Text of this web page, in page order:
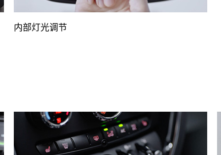
内部灯光调节